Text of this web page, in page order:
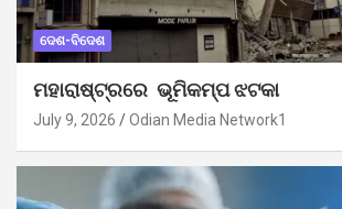
ଦେଶ-ବିଦେଶ
ମହାରାଷ୍ଟ୍ରରେ ଭୂମିକମ୍ପ ଝଟକା
July 9, 2026 Odian Media Network1